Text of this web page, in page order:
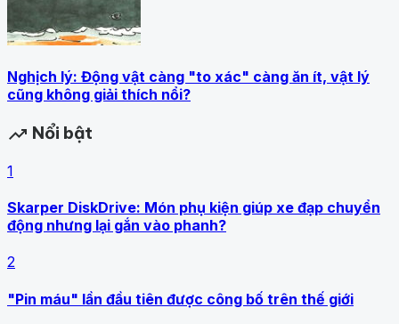
Nghịch lý: Động vật càng "to xác" càng ăn ít, vật lý
cũng không giải thích nổi?
trending_up Nổi bật
1
Skarper DiskDrive: Món phụ kiện giúp xe đạp chuyển
động nhưng lại gắn vào phanh?
2
"Pin máu" lần đầu tiên được công bố trên thế giới